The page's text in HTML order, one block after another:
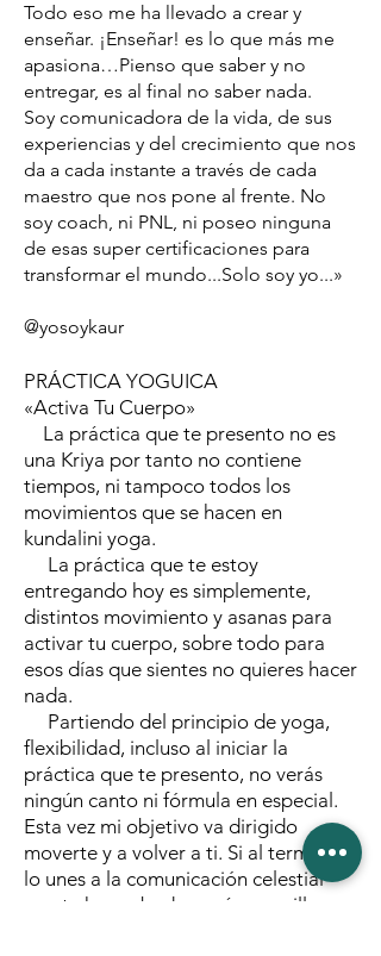
Todo eso me ha llevado a crear y
enseñar. ¡Enseñar! es lo que más me
apasiona…Pienso que saber y no
entregar, es al final no saber nada.
Soy comunicadora de la vida, de sus
experiencias y del crecimiento que nos
da a cada instante a través de cada
maestro que nos pone al frente. No
soy coach, ni PNL, ni poseo ninguna
de esas super certificaciones para
transformar el mundo...Solo soy yo...»
@yosoykaur
PRÁCTICA YOGUICA
«Activa Tu Cuerpo»
La práctica que te presento no es
una Kriya por tanto no contiene
tiempos, ni tampoco todos los
movimientos que se hacen en
kundalini yoga.
La práctica que te estoy
entregando hoy es simplemente,
distintos movimiento y asanas para
activar tu cuerpo, sobre todo para
esos días que sientes no quieres hacer
nada.
Partiendo del principio de yoga,
flexibilidad, incluso al iniciar la
práctica que te presento, no verás
ningún canto ni fórmula en especial.
Esta vez mi objetivo va dirigido
moverte y a volver a ti. Si al terminar
lo unes a la comunicación celestial
que te he grabado, será maravilloso